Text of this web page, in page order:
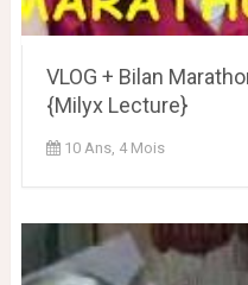
VLOG + Bilan
{Milyx Lecture}
10 Ans, 4 Mois